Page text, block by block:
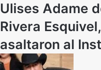
Ulises Adame
Rivera
asaltaron al